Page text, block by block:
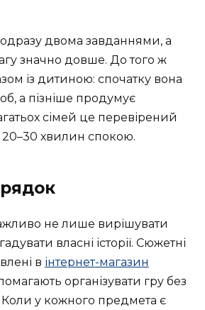
двома завданнями, а
значно довше. До того ж
із дитиною: спочатку вона
а пізніше продумує
сімей це перевірений
20–30 хвилин спокою.
не лише вирішувати
власні історії. Сюжетні
в інтернет-магазин
організувати гру без
Коли у кожного предмета є